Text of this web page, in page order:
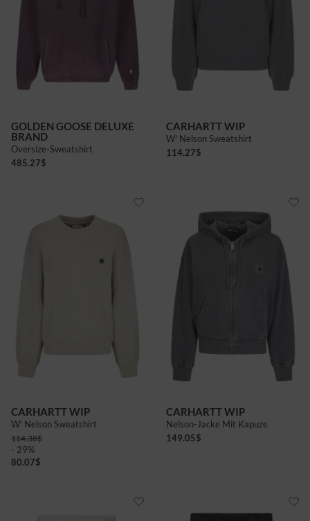
GOLDEN GOOSE DELUXE
BRAND
Oversize-Sweatshirt
485.27$
CARHARTT WIP
W' Nelson Sweatshirt
114.27$
CARHARTT WIP
W' Nelson Sweatshirt
114.38$
- 29%
80.07$
CARHARTT WIP
Nelson-Jacke Mit Kapuze
149.05$